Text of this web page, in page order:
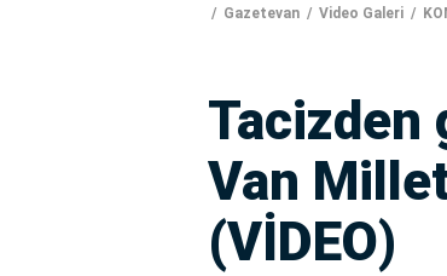
Gazetevan Video Galeri
Tacizden
Van
(VİDEO)